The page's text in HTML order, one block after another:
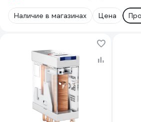
Наличие в магазинах Цена